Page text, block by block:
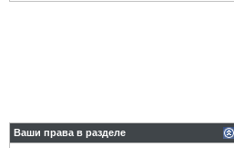
Ваши права в разделе